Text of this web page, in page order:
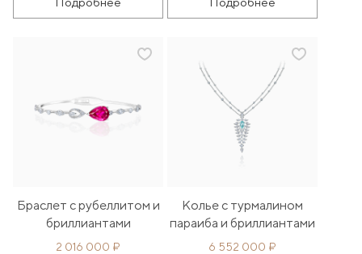
2 016 000 ₽
Браслет с рубеллитом и
бриллиантами
6 552 000 ₽
Колье с турмалином
параиба и бриллиантами